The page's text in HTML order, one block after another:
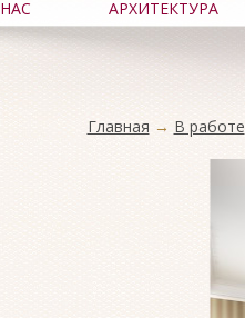
АРХИТЕКТУРА
Главная → В работе